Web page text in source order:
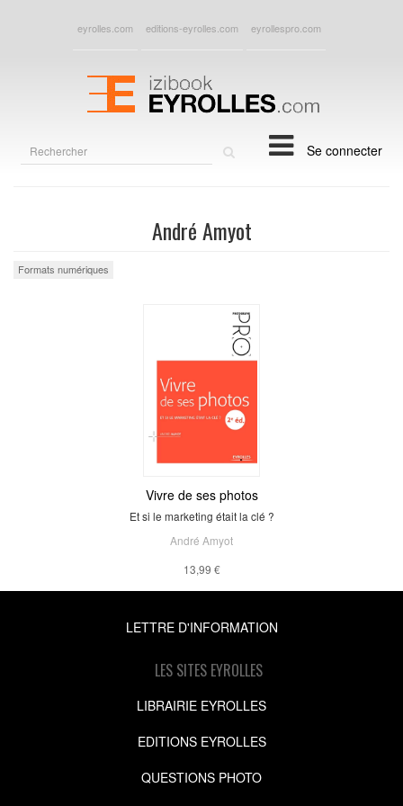
eyrolles.com editions-eyrolles.com eyrollespro.com
Se connecter
André Amyot
Formats numériques
Vivre de ses photos
Et si le marketing était la clé ?
André Amyot
13,99 €
LETTRE D'INFORMATION
LES SITES EYROLLES
LIBRAIRIE EYROLLES
EDITIONS EYROLLES
QUESTIONS PHOTO